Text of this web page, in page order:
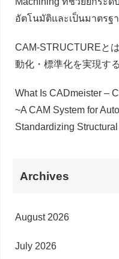
อัตโนมัติและเป็นมาตรฐ
CAM-STRUCTUREと
動化・標準化を実現す
What Is CADmeister –
~A CAM System for
Standardizing
Archives
August 2026
July 2026